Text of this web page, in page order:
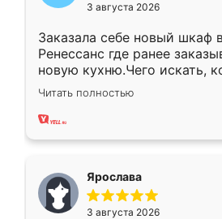
3 августа 2026
Заказала себе новый шкаф
Ренессанс где ранее
новую кухню.Чего искать,
вполне довольна. Служит
два года, нареканий нет.
Читать полностью
Ярослава
3 августа 2026